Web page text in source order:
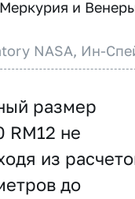
и
NASA, Ин-
размер
RM12 не
из
до